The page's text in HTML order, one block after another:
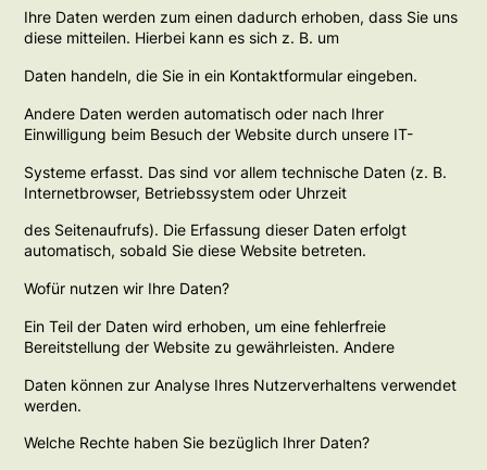
Ihre Daten werden zum einen dadurch erhoben, dass Sie uns
diese mitteilen. Hierbei kann es sich z. B. um
Daten handeln, die Sie in ein Kontaktformular eingeben.
Andere Daten werden automatisch oder nach Ihrer
Einwilligung beim Besuch der Website durch unsere IT-
Systeme erfasst. Das sind vor allem technische Daten (z. B.
Internetbrowser, Betriebssystem oder Uhrzeit
des Seitenaufrufs). Die Erfassung dieser Daten erfolgt
automatisch, sobald Sie diese Website betreten.
Wofür nutzen wir Ihre Daten?
Ein Teil der Daten wird erhoben, um eine fehlerfreie
Bereitstellung der Website zu gewährleisten. Andere
Daten können zur Analyse Ihres Nutzerverhaltens verwendet
werden.
Welche Rechte haben Sie bezüglich Ihrer Daten?